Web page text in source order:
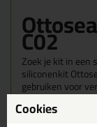
C02
Zoek je kit in een
siliconenkit
gebruiken voor
veelzijdige kit
bijpassende kleur
Cookies